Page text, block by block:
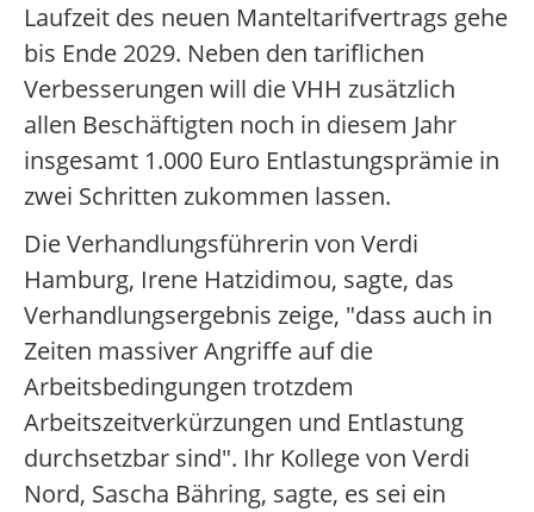
Laufzeit des neuen Manteltarifvertrags gehe
bis Ende 2029. Neben den tariflichen
Verbesserungen will die VHH zusätzlich
allen Beschäftigten noch in diesem Jahr
insgesamt 1.000 Euro Entlastungsprämie in
zwei Schritten zukommen lassen.
Die Verhandlungsführerin von Verdi
Hamburg, Irene Hatzidimou, sagte, das
Verhandlungsergebnis zeige, "dass auch in
Zeiten massiver Angriffe auf die
Arbeitsbedingungen trotzdem
Arbeitszeitverkürzungen und Entlastung
durchsetzbar sind". Ihr Kollege von Verdi
Nord, Sascha Bähring, sagte, es sei ein